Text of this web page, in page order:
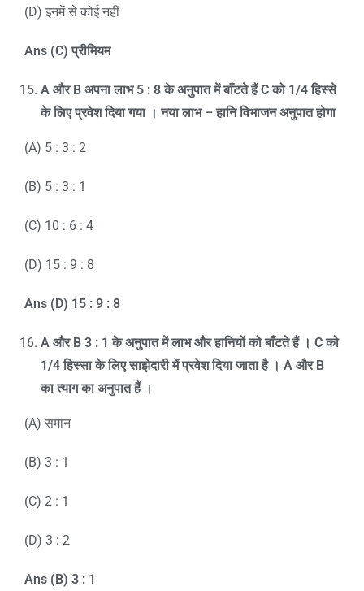
(D) इनमें से कोई नहीं
Ans (C)प्रीमियम
A औरB अपना लाभ5 : 8के अनुपात में बाँटते हैंCको1/4हिस्से
के लिए प्रवेश दिया गया । नया लाभ – हानि विभाजन अनुपात होगा
(A) 5 : 3 : 2
(B) 5 : 3 : 1
(C) 10 : 6 : 4
(D) 15 : 9 : 8
Ans (D) 15 : 9 : 8
A औरB 3 : 1के अनुपात में लाभ और हानियों को बाँटते हैं । Cको
1/4हिस्सा के लिए साझेदारी में प्रवेश दिया जाता है । A औरB
का त्याग का अनुपात हैं ।
(A) समान
(B) 3 : 1
(C) 2 : 1
(D) 3 : 2
Ans (B) 3 : 1